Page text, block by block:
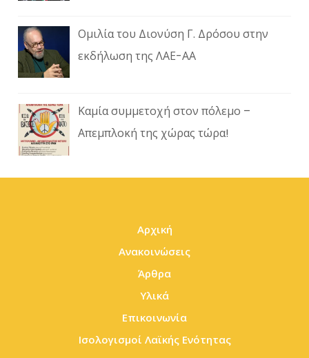
Ομιλία του Διονύση Γ. Δρόσου στην
εκδήλωση της ΛΑΕ-ΑΑ
Καμία συμμετοχή στον πόλεμο –
Απεμπλοκή της χώρας τώρα!
Αρχική
Ανακοινώσεις
Άρθρα
Υλικά
Επικοινωνία
Ισολογισμοί Λαϊκής Ενότητας